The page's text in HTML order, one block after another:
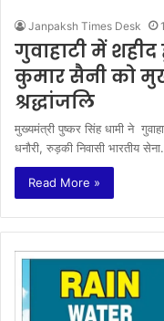
Janpaksh Times Desk
गुवाहाटी में
कुमार सैनी को
श्रद्धांजलि
मुख्यमंत्री पुष्कर सिंह धामी ने
धनौरी, रुड़की निवासी भारतीय
Read More »